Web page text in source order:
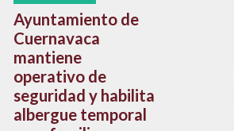
Ayuntamiento de
Cuernavaca
mantiene
operativo de
seguridad y habilita
albergue temporal